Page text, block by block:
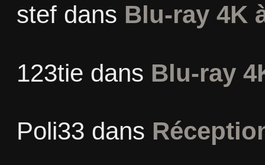
stefdans Blu-ray 4K
123tie dans Blu-ray
Poli33 dans